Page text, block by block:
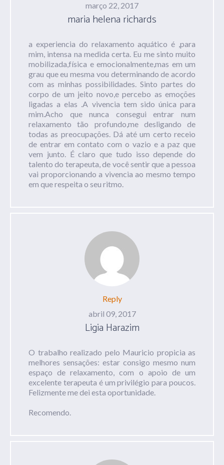
março 22, 2017
maria helena richards
a experiencia do relaxamento aquático é ,para
mim, intensa na medida certa. Eu me sinto muito
mobilizada,física e emocionalmente,mas em um
grau que eu mesma vou determinando de acordo
com as minhas possibilidades. Sinto partes do
corpo de um jeito novo,e percebo as emoções
ligadas a elas .A vivencia tem sido única para
mim.Acho que nunca consegui entrar num
relaxamento tão profundo,me desligando de
todas as preocupações. Dá até um certo receio
de entrar em contato com o vazio e a paz que
vem junto. É claro que tudo isso depende do
talento do terapeuta, de você sentir que a pessoa
vai proporcionando a vivencia ao mesmo tempo
em que respeita o seu ritmo.
Reply
abril 09, 2017
Ligia Harazim
O trabalho realizado pelo Mauricio propicia as
melhores sensações: estar consigo mesmo num
espaço de relaxamento, com o apoio de um
excelente terapeuta é um privilégio para poucos.
Felizmente me dei esta oportunidade.
Recomendo.